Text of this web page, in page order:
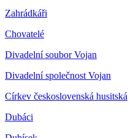
Zahrádkáři
Chovatelé
Divadelní soubor Vojan
Divadelní společnost Vojan
Církev československá husitská
Dubáci